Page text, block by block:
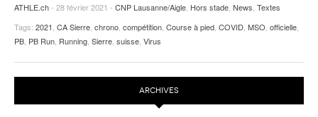
ATHLE.ch- 28 février 2021 - CNP Lausanne/Aigle Hors stade News Textes
Tags: 2021 CA Sierre chrono compétition Course à pied COVID MSO officielle
PB PB Run Running Sierre suisse Virus
ARCHIVES